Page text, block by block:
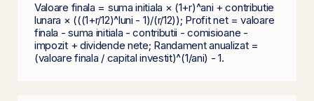
Valoare finala = suma initiala × (1+r)^ani + contributie
lunara × (((1+r/12)^luni - 1)/(r/12)); Profit net = valoare
finala - suma initiala - contributii - comisioane -
impozit + dividende nete; Randament anualizat =
(valoare finala / capital investit)^(1/ani) - 1.